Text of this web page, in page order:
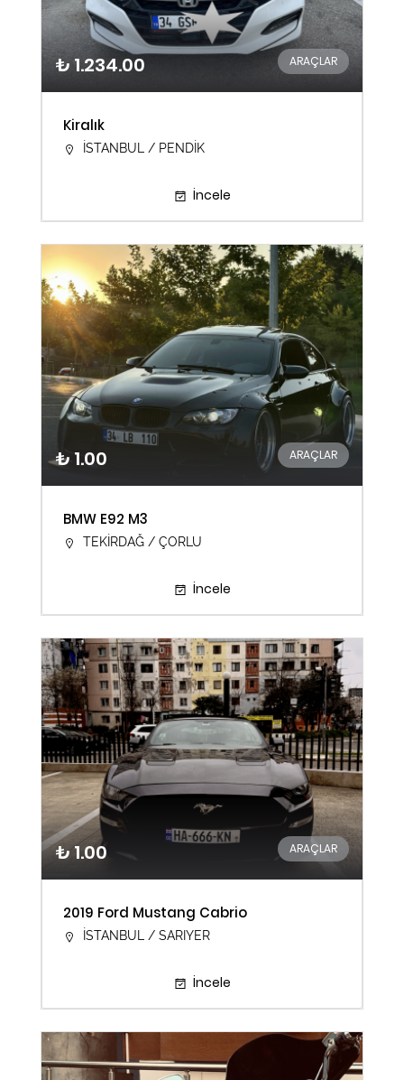
₺ 1.234.00 ARAÇLAR
Kiralık
İSTANBUL / PENDİK
İncele
₺ 1.00 ARAÇLAR
BMW E92 M3
TEKİRDAĞ / ÇORLU
İncele
₺ 1.00 ARAÇLAR
2019 Ford Mustang Cabrio
İSTANBUL / SARIYER
İncele